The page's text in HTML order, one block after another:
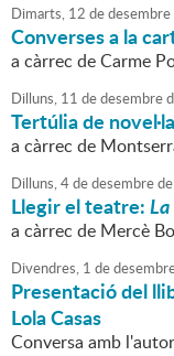
Dimarts, 12 dedesembre
Converses a la
a càrrec de Carme
Dilluns, 11 dedesembre
Tertúlia de
a càrrec de
Dilluns,4dedesembrede
Llegir el teatre:
a càrrec de Mercè
Divendres, 1 de
Presentació del
Lola Casas
Conversa amb